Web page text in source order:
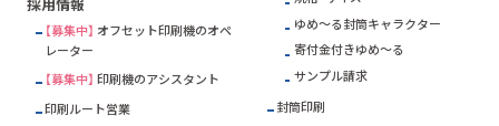
【募集中】 オフセット印刷機のオペ
レーター
【募集中】 印刷機のアシスタント
印刷ルート営業
ゆめ～る封筒キャラクター
寄付金付きゆめ～る
サンプル請求
封筒印刷